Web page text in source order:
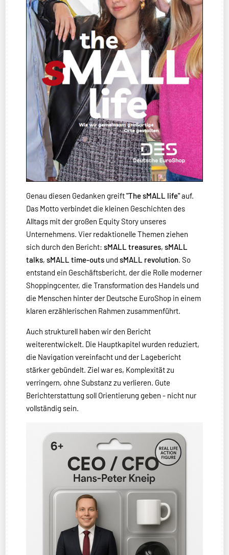
Genau diesen Gedanken greift"The sMALL life"auf.
Das Motto verbindet die kleinen Geschichten des
Alltags mit der großen Equity Story unseres
Unternehmens. Vier redaktionelle Themen ziehen
sich durch den Bericht: sMALL treasures, sMALL
talks, sMALL time-outs und sMALL revolution. So
entstand ein Geschäftsbericht, der die Rolle moderner
Shoppingcenter, die Transformation des Handels und
die Menschen hinter der Deutsche EuroShop in einem
klaren erzählerischen Rahmen zusammenführt.
Auch strukturell haben wir den Bericht
weiterentwickelt. Die Hauptkapitel wurden reduziert,
die Navigation vereinfacht und der Lagebericht
stärker gebündelt. Ziel war es, Komplexität zu
verringern, ohne Substanz zu verlieren. Gute
Berichterstattung soll Orientierung geben - nicht nur
vollständig sein.